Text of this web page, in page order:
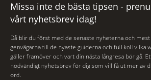
Missa inte de bästa tipsen -
vårt nyhetsbrev idag!
Då blir du först med de senaste nyheterna och
genvägarna till de nyaste guiderna och full koll vilka
gäller framöver och vart din nästa långresa bör gå.
nödvändigt nyhetsbrev för dig som vill få ut mer av
ord.